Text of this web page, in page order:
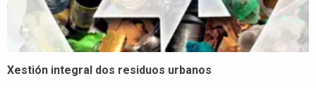
Xestión integral dos residuos urbanos